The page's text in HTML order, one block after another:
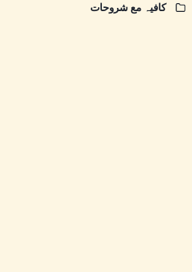
کافیہ مع شروحات